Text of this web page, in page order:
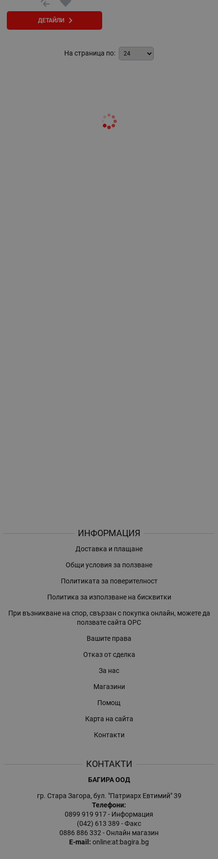
ДЕТАЙЛИ
На страница по:
ИНФОРМАЦИЯ
Доставка и плащане
Общи условия за ползване
Политиката за поверителност
Политика за използване на бисквитки
При възникване на спор, свързан с покупка онлайн, можете да
ползвате сайта ОРС
Вашите права
Отказ от сделка
За нас
Магазини
Помощ
Карта на сайта
Контакти
КОНТАКТИ
БАГИРА ООД
гр. Стара Загора, бул. "Патриарх Евтимий" 39
Телефони:
0899 919 917- Информация
(042) 613 389 - Факс
0886 886 332- Онлайн магазин
E-mail: online:at:bagira.bg